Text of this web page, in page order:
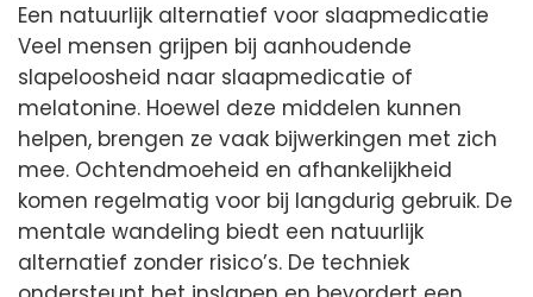
Een natuurlijk alternatief voor slaapmedicatie
Veel mensen grijpen bij aanhoudende
slapeloosheid naar slaapmedicatie of
melatonine. Hoewel deze middelen kunnen
helpen, brengen ze vaak bijwerkingen met zich
mee. Ochtendmoeheid en afhankelijkheid
komen regelmatig voor bij langdurig gebruik. De
mentale wandeling biedt een natuurlijk
alternatief zonder risico’s. De techniek